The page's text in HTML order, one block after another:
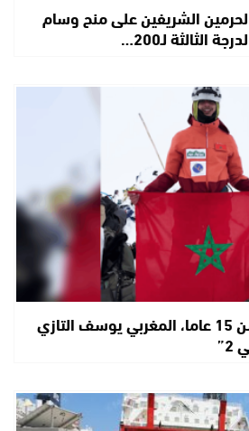
الشريفين على منح وسام
الثالثة لـ200…
تسلق الجبال.. في سن 15 عاما، المغربي يوسف التازي